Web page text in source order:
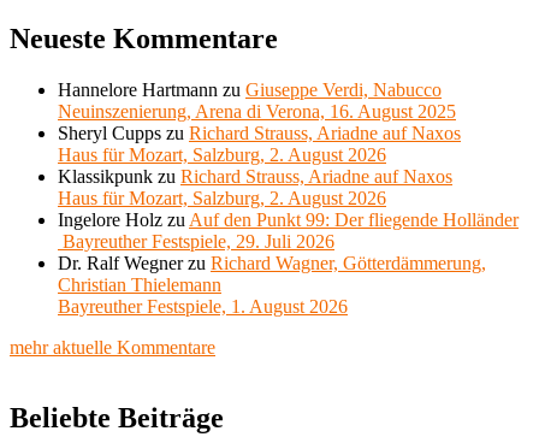
Neueste Kommentare
Hannelore Hartmann zu Giuseppe Verdi, Nabucco
Neuinszenierung, Arena di Verona, 16. August 2025
Sheryl Cupps zu Richard Strauss, Ariadne auf Naxos
Haus für Mozart, Salzburg, 2. August 2026
Klassikpunk zu Richard Strauss, Ariadne auf Naxos
Haus für Mozart, Salzburg, 2. August 2026
Ingelore Holz zu Auf den Punkt 99: Der fliegende Holländer
Bayreuther Festspiele, 29. Juli 2026
Dr. Ralf Wegnerzu Richard Wagner, Götterdämmerung,
Christian Thielemann
Bayreuther Festspiele, 1. August 2026
mehr aktuelle Kommentare
Beliebte Beiträge